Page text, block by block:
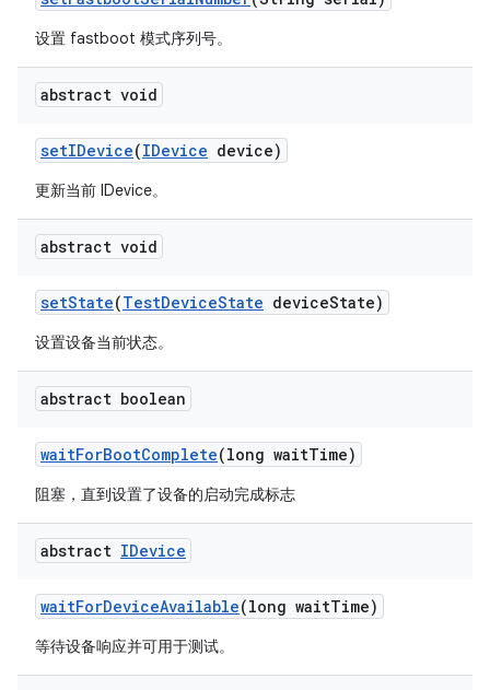
设置 fastboot 模式序列号。
abstract void
setIDevice(IDevice device)
更新当前 IDevice。
abstract void
setState(TestDeviceState deviceState)
设置设备当前状态。
abstract boolean
waitForBootComplete(long waitTime)
阻塞，直到设置了设备的启动完成标志
abstract IDevice
waitForDeviceAvailable(long waitTime)
等待设备响应并可用于测试。